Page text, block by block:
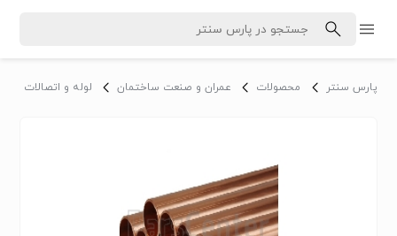
پارس سنتر محصولات عمران و صنعت ساختمان لوله و اتصالات